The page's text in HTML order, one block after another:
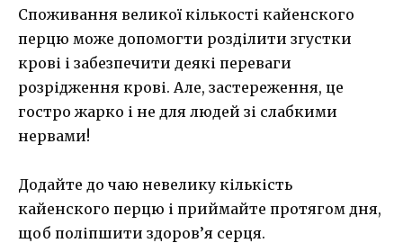
Споживання великої кількості кайенского
перцю може допомогти розділити згустки
крові і забезпечити деякі переваги
розрідження крові. Але, застереження, це
гостро жарко і не для людей зі слабкими
нервами!
Додайте до чаю невелику кількість
кайенского перцю і приймайте протягом дня,
щоб поліпшити здоров’я серця.